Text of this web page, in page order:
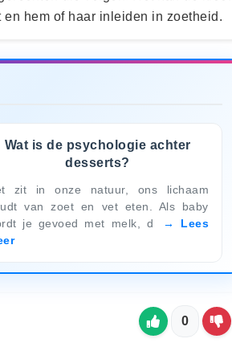
hem of haar inleiden in zoetheid.
Wat is de psychologie achter
desserts?
zit in onze natuur, ons lichaam
van zoet en vet eten. Als baby
je gevoed met melk, d
Lees
0